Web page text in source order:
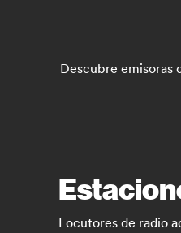
Descubre emisoras
Locutores de radio